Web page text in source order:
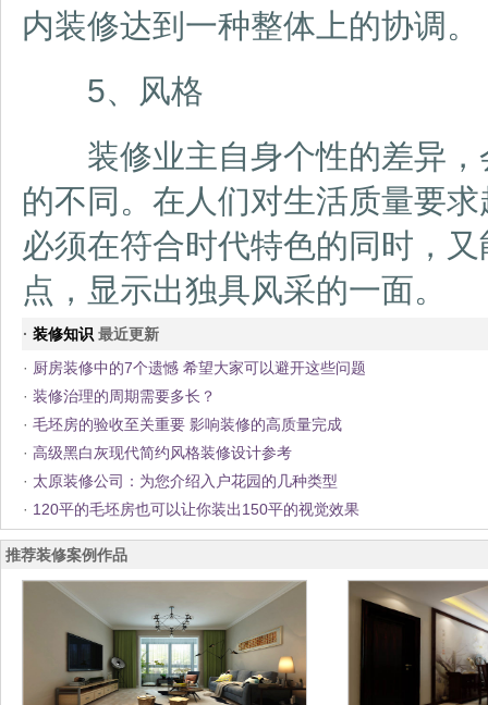
内装修达到一种整体上的协调。
5、风格
装修业主自身个性的差异，
的不同。在人们对生活质量要
必须在符合时代特色的同时，
点，显示出独具风采的一面。
· 装修知识 最近更新
· 厨房装修中的7个遗憾 希望大家可以避开这些问题
· 装修治理的周期需要多长？
· 毛坯房的验收至关重要 影响装修的高质量完成
· 高级黑白灰现代简约风格装修设计参考
· 太原装修公司：为您介绍入户花园的几种类型
· 120平的毛坯房也可以让你装出150平的视觉效果
推荐装修案例作品